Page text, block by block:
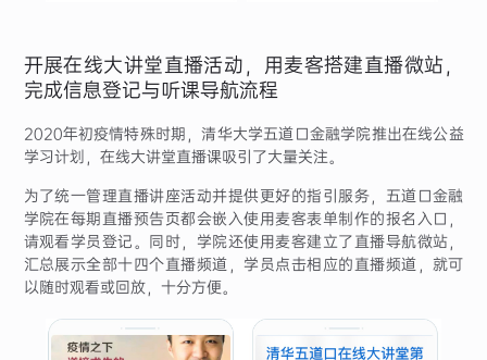
开展在线大讲堂直播活动，用麦客搭建直播微站，
完成信息登记与听课导航流程
2020年初疫情特殊时期，清华大学五道口金融学院推出在线公益
学习计划，在线大讲堂直播课吸引了大量关注。
为了统一管理直播讲座活动并提供更好的指引服务，五道口金融
学院在每期直播预告页都会嵌入使用麦客表单制作的报名入口，
请观看学员登记。同时，学院还使用麦客建立了直播导航微站，
汇总展示全部十四个直播频道，学员点击相应的直播频道，就可
以随时观看或回放，十分方便。